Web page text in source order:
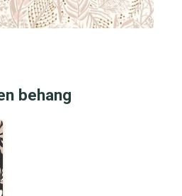
behang